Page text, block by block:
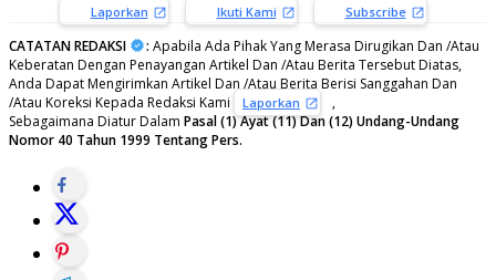
Laporkan Ikuti Kami Subscribe
CATATAN REDAKSI : Apabila Ada Pihak Yang Merasa Dirugikan Dan /Atau
Keberatan Dengan Penayangan Artikel Dan /Atau Berita Tersebut Diatas,
Anda Dapat Mengirimkan Artikel Dan /Atau Berita Berisi Sanggahan Dan
/Atau Koreksi Kepada Redaksi Kami
Laporkan
,
Sebagaimana Diatur Dalam Pasal (1) Ayat (11) Dan (12) Undang-Undang
Nomor 40 Tahun 1999 Tentang Pers.